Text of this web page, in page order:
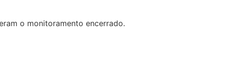
o monitoramento encerrado.